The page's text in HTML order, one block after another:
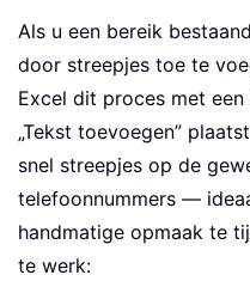
Als u een bereik
door streepjes toe te
Excel dit proces met
„Tekst toevoegen”
snel streepjes op de
telefoonnummers —
handmatige opmaak te
te werk: